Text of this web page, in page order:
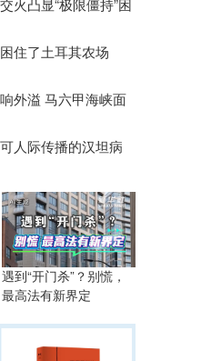
火凸显“极限僵持”困
住了土耳其农场
外溢 马六甲海峡面
人际传播的汉坦病
遇到“开门杀”？别慌，
最高法有新界定